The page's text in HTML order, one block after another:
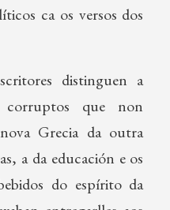
ca os versos dos
distinguen a
corruptos que non
Grecia da outra
a da educación e os
do espírito da